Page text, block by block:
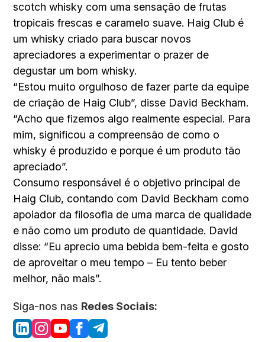
scotch whisky com uma sensação de frutas
tropicais frescas e caramelo suave. Haig Club é
um whisky criado para buscar novos
apreciadores a experimentar o prazer de
degustar um bom whisky.
“Estou muito orgulhoso de fazer parte da equipe
de criação de Haig Club”, disse David Beckham.
“Acho que fizemos algo realmente especial. Para
mim, significou a compreensão de como o
whisky é produzido e porque é um produto tão
apreciado”.
Consumo responsável é o objetivo principal de
Haig Club, contando com David Beckham como
apoiador da filosofia de uma marca de qualidade
e não como um produto de quantidade. David
disse: “Eu aprecio uma bebida bem-feita e gosto
de aproveitar o meu tempo – Eu tento beber
melhor, não mais”.
Siga-nos nas Redes Sociais: